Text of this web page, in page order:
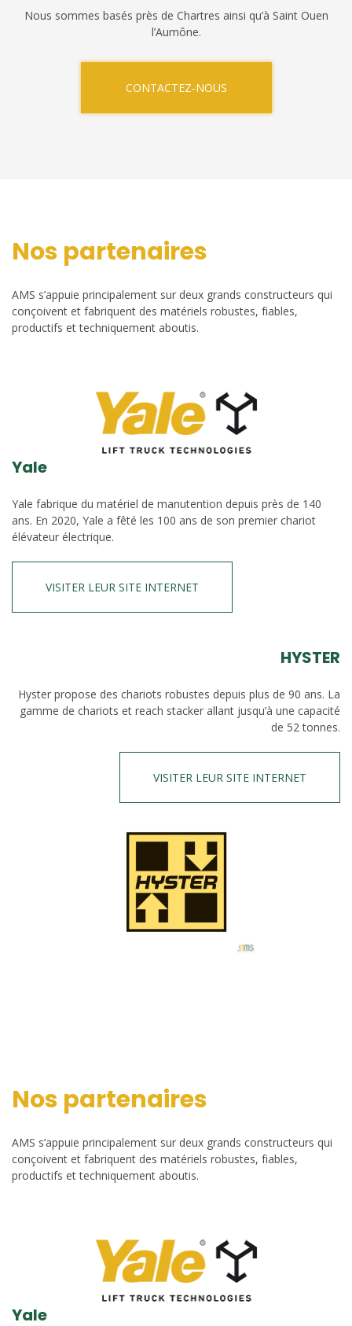
Nous sommes basés près de Chartres ainsi qu’à Saint Ouen
l’Aumône.
CONTACTEZ-NOUS
Nos partenaires
AMS s’appuie principalement sur deux grands constructeurs qui
conçoivent et fabriquent des matériels robustes, fiables,
productifs et techniquement aboutis.
Yale
Yale fabrique du matériel de manutention depuis près de 140
ans. En 2020, Yale a fêté les 100 ans de son premier chariot
élévateur électrique.
VISITER LEUR SITE INTERNET
HYSTER
Hyster propose des chariots robustes depuis plus de 90 ans. La
gamme de chariots et reach stacker allant jusqu’à une capacité
de 52 tonnes.
VISITER LEUR SITE INTERNET
Nos partenaires
AMS s’appuie principalement sur deux grands constructeurs qui
conçoivent et fabriquent des matériels robustes, fiables,
productifs et techniquement aboutis.
Yale